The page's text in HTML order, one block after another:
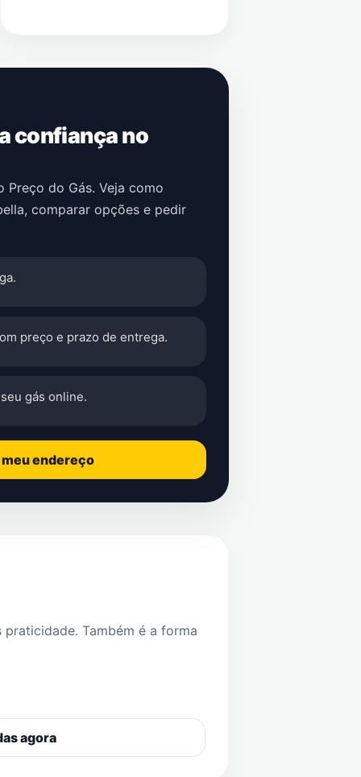
confiança no
do Gás. Veja como
, comparar opções e pedir
preço e prazo de entrega.
gás online.
endereço
Também é a forma
agora